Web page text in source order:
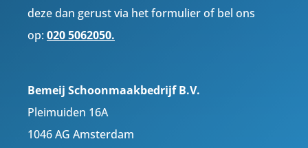
deze dan gerust via het formulier of bel ons
op: 020 5062050.
Bemeij Schoonmaakbedrijf B.V.
Pleimuiden 16A
1046 AG Amsterdam